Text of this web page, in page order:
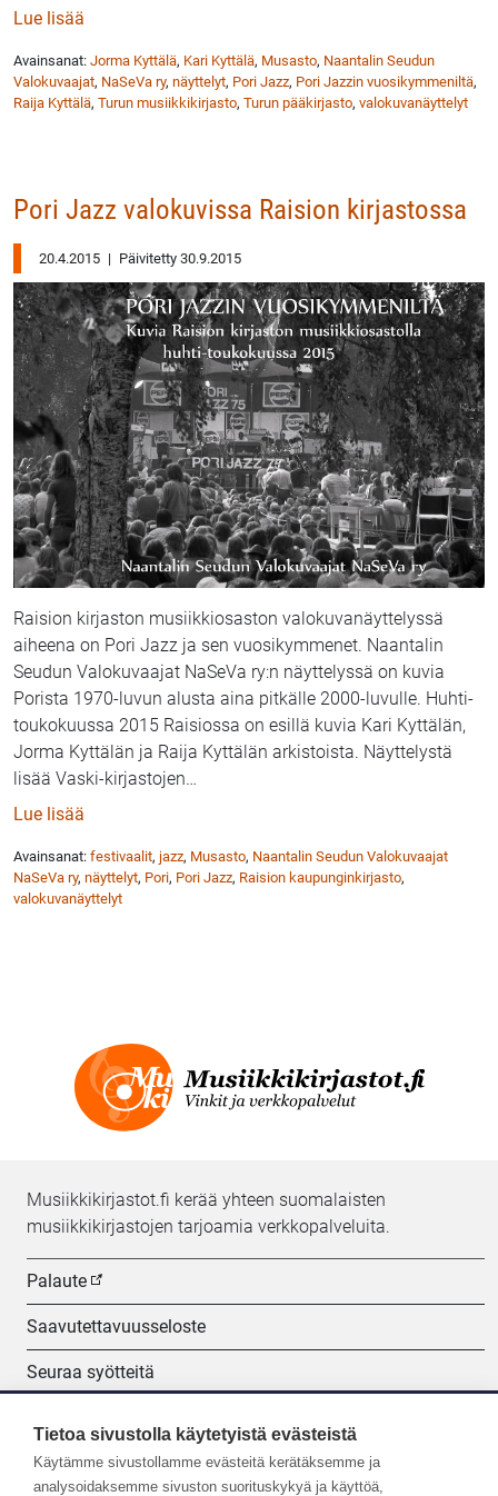
Lue lisää
Avainsanat: Jorma Kyttälä, Kari Kyttälä, Musasto, Naantalin Seudun
Valokuvaajat, NaSeVa ry, näyttelyt, Pori Jazz, Pori Jazzin vuosikymmeniltä,
Raija Kyttälä, Turun musiikkikirjasto, Turun pääkirjasto, valokuvanäyttelyt
Pori Jazz valokuvissa Raision kirjastossa
20.4.2015 | Päivitetty 30.9.2015
Raision kirjaston musiikkiosaston valokuvanäyttelyssä
aiheena on Pori Jazz ja sen vuosikymmenet. Naantalin
Seudun Valokuvaajat NaSeVa ry:n näyttelyssä on kuvia
Porista 1970-luvun alusta aina pitkälle 2000-luvulle. Huhti-
toukokuussa 2015 Raisiossa on esillä kuvia Kari Kyttälän,
Jorma Kyttälän ja Raija Kyttälän arkistoista. Näyttelystä
lisää Vaski-kirjastojen …
Lue lisää
Avainsanat: festivaalit, jazz, Musasto, Naantalin Seudun Valokuvaajat
NaSeVa ry, näyttelyt, Pori, Pori Jazz, Raision kaupunginkirjasto,
valokuvanäyttelyt
Musiikkikirjastot.fi kerää yhteen suomalaisten
musiikkikirjastojen tarjoamia verkkopalveluita.
Palaute
Saavutettavuusseloste
Seuraa syötteitä
Seuraa meitä:
Tietoa sivustolla käytetyistä evästeistä
Käytämme sivustollamme evästeitä kerätäksemme ja
analysoidaksemme sivuston suorituskykyä ja käyttöä,